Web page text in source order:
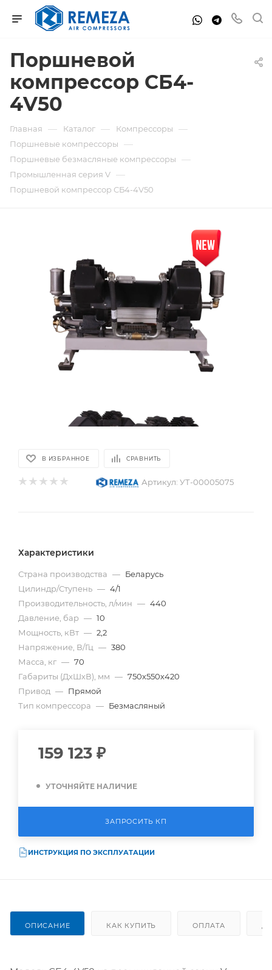
Поршневой
компрессор СБ4-
4V50
Главная — Каталог — Компрессоры —
Поршневые компрессоры —
Поршневые безмасляные компрессоры —
Промышленная серия V —
Поршневой компрессор СБ4-4V50
В ИЗБРАННОЕ СРАВНИТЬ
Артикул: УТ-00005075
Характеристики
Страна производства — Беларусь
Цилиндр/Ступень — 4/1
Производительность, л/мин — 440
Давление, бар — 10
Мощность, кВт — 2,2
Напряжение, В/Гц — 380
Масса, кг — 70
Габариты (ДхШхВ), мм — 750х550х420
Привод — Прямой
Тип компрессора — Безмасляный
159 123 ₽
УТОЧНЯЙТЕ НАЛИЧИЕ
ЗАПРОСИТЬ КП
ИНСТРУКЦИЯ ПО ЭКСПЛУАТАЦИИ
ОПИСАНИЕ КАК КУПИТЬ ОПЛАТА